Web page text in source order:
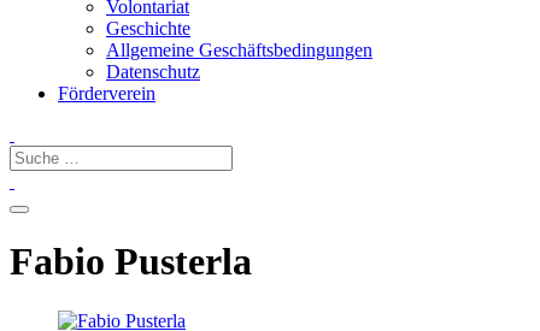
Volontariat
Geschichte
Allgemeine Geschäftsbedingungen
Datenschutz
Förderverein
Fabio Pusterla